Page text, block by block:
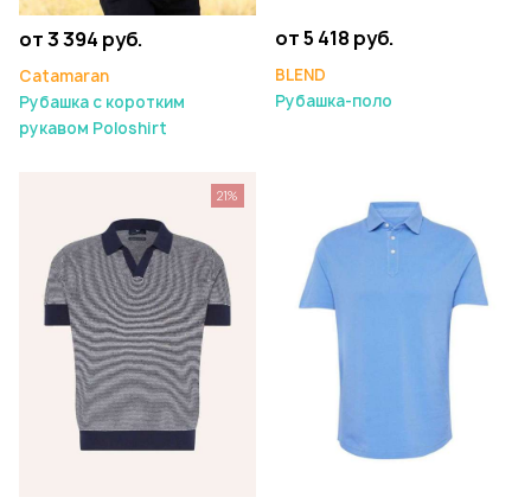
от 3 394 руб.
Catamaran
Рубашка с коротким
рукавом Poloshirt
от 5 418 руб.
BLEND
Рубашка-поло
21%